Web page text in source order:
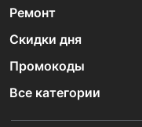
Ремонт
Скидки дня
Промокоды
Все категории